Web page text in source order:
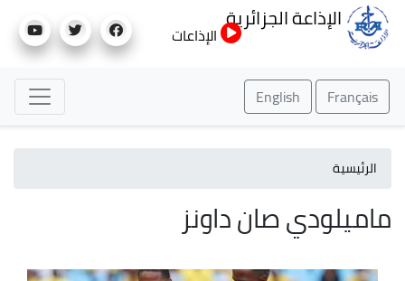
إلى
الإذاعة الجزائرية
الإذاعات
Français
English
الرئيسية
ماميلودي صان داونز